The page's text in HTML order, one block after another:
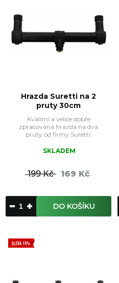
Hrazda Suretti na 2
pruty 30cm
Kvalitní a velice dobře
zpracovaná hrazda na dva
pruty od firmy Suretti.
SKLADEM
199 Kč 169 Kč
DO KOŠÍKU
SLEVA 15%